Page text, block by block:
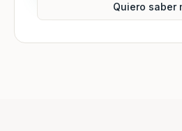
Quiero saber